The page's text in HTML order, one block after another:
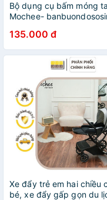
Bộ dụng cụ bấm móng
Mochee-
135.000 đ
Xe đẩy trẻ em hai chiều
bé, xe đẩy gấp gọn du